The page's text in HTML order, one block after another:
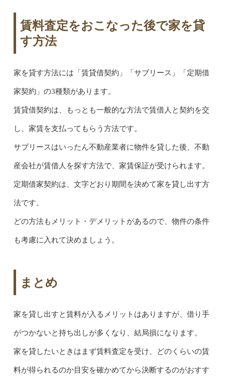
賃料査定をおこなった後で家を貸
す方法
家を貸す方法には「賃貸借契約」「サブリース」「定期借
家契約」の3種類があります。
賃貸借契約は、もっとも一般的な方法で賃借人と契約を交
し、家賃を支払ってもらう方法です。
サブリースはいったん不動産業者に物件を貸した後、不動
産会社が賃借人を探す方法で、家賃保証が受けられます。
定期借家契約は、文字どおり期間を決めて家を貸し出す方
法です。
どの方法もメリット・デメリットがあるので、物件の条件
も考慮に入れて決めましょう。
まとめ
家を貸し出すと賃料が入るメリットはありますが、借り手
がつかないと持ち出しが多くなり、結局損になります。
家を貸したいときはまず賃料査定を受け、どのくらいの賃
料が得られるのか目安を確かめてから決断するのがおすす